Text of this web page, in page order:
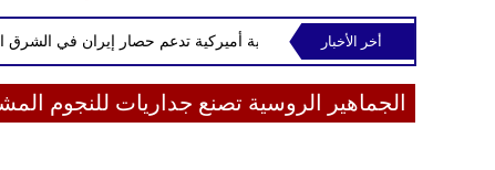
حربية أميركية تدعم حصار إيران في الشرق الأوسطأخر الأخبار
الجماهير الروسية تصنع جداريات للنجوم